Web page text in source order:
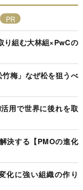
り組む大林組×PwCの
梅」なぜ松を狙うべ
用で世界に後れを取
決する【PMOの進化
化に強い組織の作り